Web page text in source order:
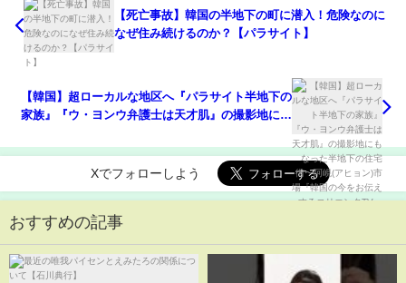
【死亡事故】韓国の半地下の町に潜入！危険なのに
なぜ住み続けるのか？【パラサイト】
【韓国】超ローカルな地区へ『パラサイト半地下の
家族』『ウ・ヨンウ弁護士は天才肌』の撮影地にも
の今をお伝えするコリエンタTV』と韓国を歩く
Xでフォローしよう
おすすめの記事